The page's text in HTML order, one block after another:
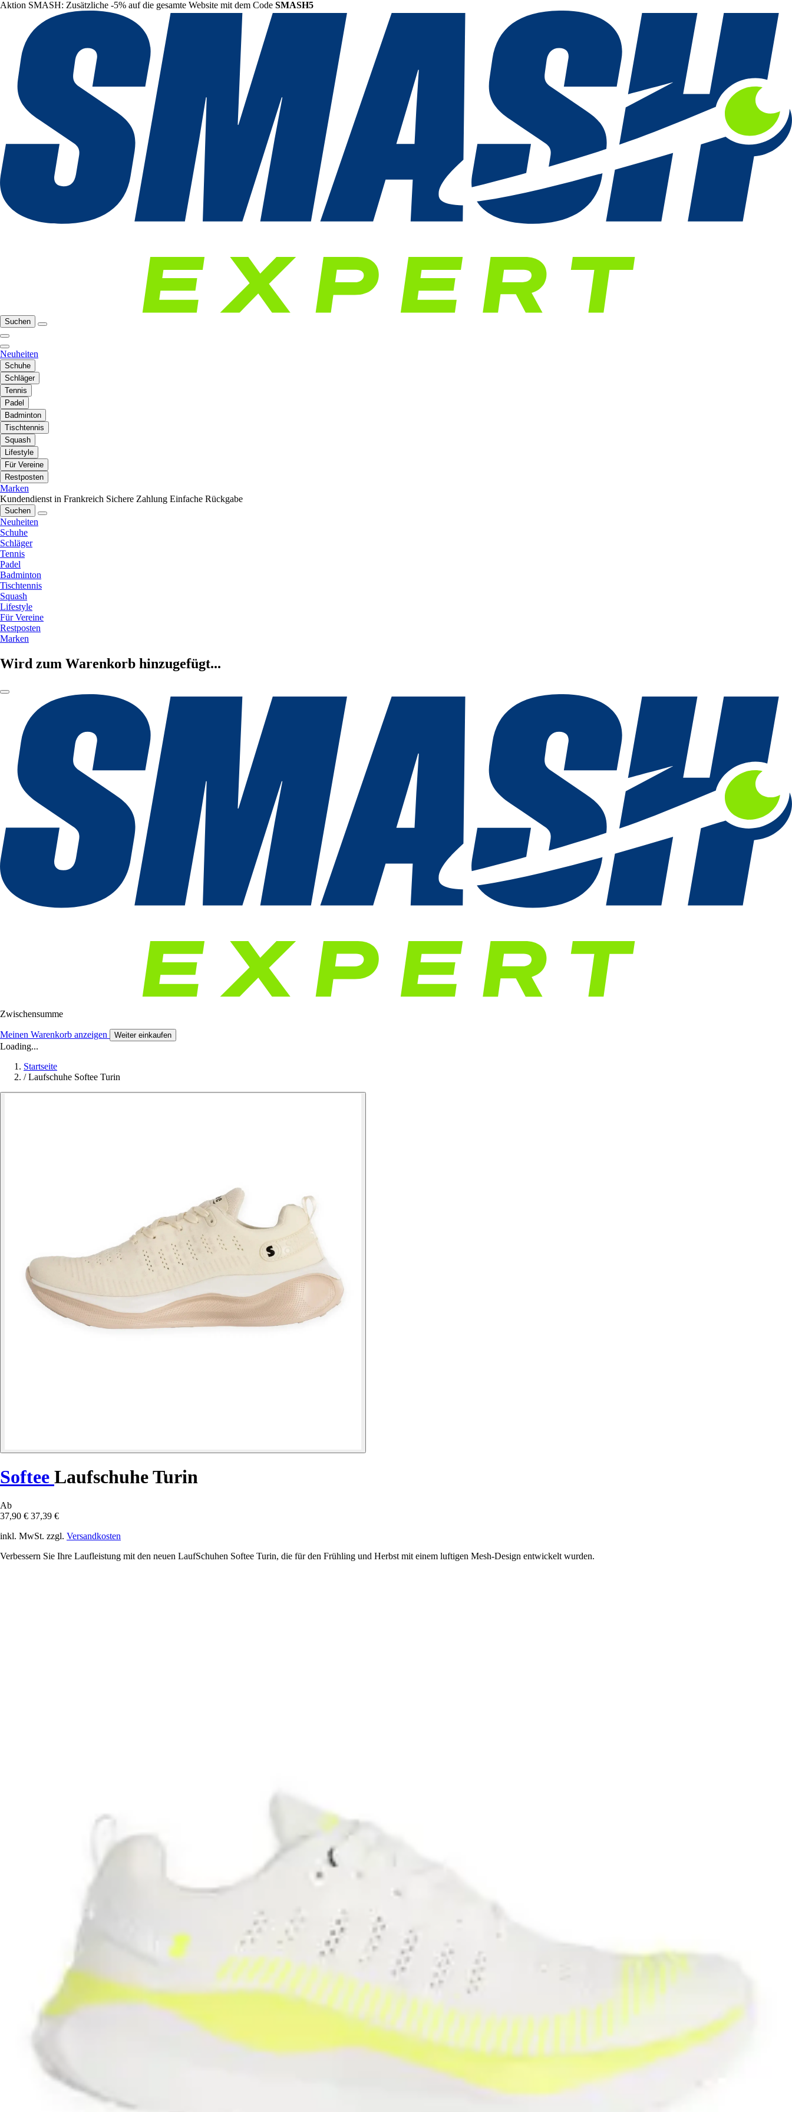
Aktion SMASH: Zusätzliche -5% auf die gesamte Website mit dem Code SMASH5
Suchen
Neuheiten
Schuhe
Schläger
Tennis
Padel
Badminton
Tischtennis
Squash
Lifestyle
Für Vereine
Restposten
Marken
Kundendienst in Frankreich Sichere Zahlung Einfache Rückgabe
Suchen
Neuheiten
Schuhe
Schläger
Tennis
Padel
Badminton
Tischtennis
Squash
Lifestyle
Für Vereine
Restposten
Marken
Wird zum Warenkorb hinzugefügt...
Zwischensumme
Meinen Warenkorb anzeigen Weiter einkaufen
Loading...
Startseite
/ Laufschuhe Softee Turin
Softee Laufschuhe Turin
Ab
37,90 € 37,39 €
inkl. MwSt. zzgl. Versandkosten
Verbessern Sie Ihre Laufleistung mit den neuen LaufSchuhen Softee Turin, die für den Frühling und Herbst mit einem luftigen Mesh-Design entwickelt wurden.